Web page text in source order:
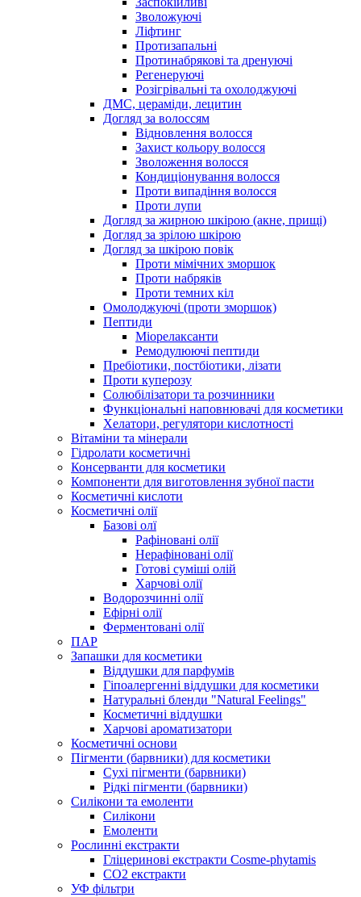
Зволожуючі
Ліфтинг
Протизапальні
Протинабрякові та дренуючі
Регенеруючі
Розігрівальні та охолоджуючі
ДМС, цераміди, лецитин
Догляд за волоссям
Відновлення волосся
Захист кольору волосся
Зволоження волосся
Кондиціонування волосся
Проти випадіння волосся
Проти лупи
Догляд за жирною шкірою (акне, прищі)
Догляд за зрілою шкірою
Догляд за шкірою повік
Проти мімічних зморшок
Проти набряків
Проти темних кіл
Омолоджуючі (проти зморшок)
Пептиди
Міорелаксанти
Ремодулюючі пептиди
Пребіотики, постбіотики, лізати
Проти куперозу
Солюбілізатори та розчинники
Функціональні наповнювачі для косметики
Хелатори, регулятори кислотності
Вітаміни та мінерали
Гідролати косметичні
Консерванти для косметики
Компоненти для виготовлення зубної пасти
Косметичні кислоти
Косметичні олії
Базові олї
Рафіновані олії
Нерафіновані олії
Готові суміші олій
Харчові олії
Водорозчинні олії
Ефірні олії
Ферментовані олії
ПАР
Запашки для косметики
Віддушки для парфумів
Гіпоалергенні віддушки для косметики
Натуральні бленди "Natural Feelings"
Косметичні віддушки
Харчові ароматизатори
Косметичні основи
Пігменти (барвники) для косметики
Сухі пігменти (барвники)
Рідкі пігменти (барвники)
Силікони та емоленти
Силікони
Емоленти
Рослинні екстракти
Гліцеринові екстракти Cosme-phytamis
СО2 екстракти
УФ фільтри